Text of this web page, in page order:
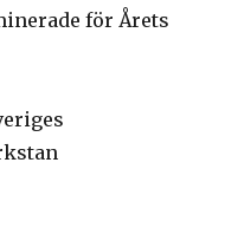
för Årets